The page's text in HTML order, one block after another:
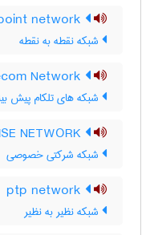
شبکه نقطه به نقطه
شبکه های تلکام پیش
شبکه شرکتی خصوصی
شبکه نظیر به نظیر